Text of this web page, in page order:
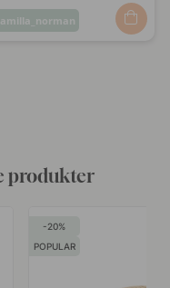
produkter
20
POPULAR